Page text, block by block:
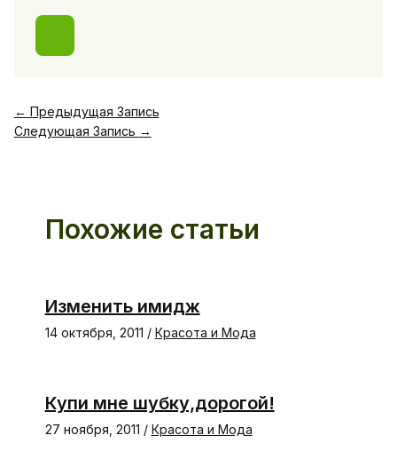
← Предыдущая Запись
Следующая Запись →
Похожие статьи
Изменить имидж
14 октября, 2011 / Красота и Мода
Купи мне шубку,дорогой!
27 ноября, 2011 / Красота и Мода